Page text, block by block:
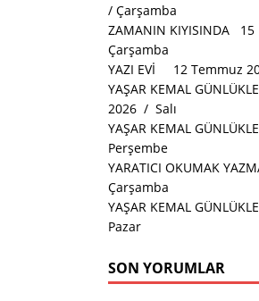
/ Çarşamba
ZAMANIN KIYISINDA
Çarşamba
YAZI EVİ 12 Temmuz
YAŞAR KEMAL
2026 / Salı
YAŞAR KEMAL
Perşembe
YARATICI OKUMAK
Çarşamba
YAŞAR KEMAL
Pazar
SON YORUMLAR